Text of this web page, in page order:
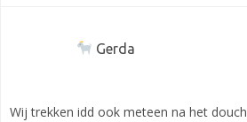
Gerda
Wij trekken idd ook meteen na het